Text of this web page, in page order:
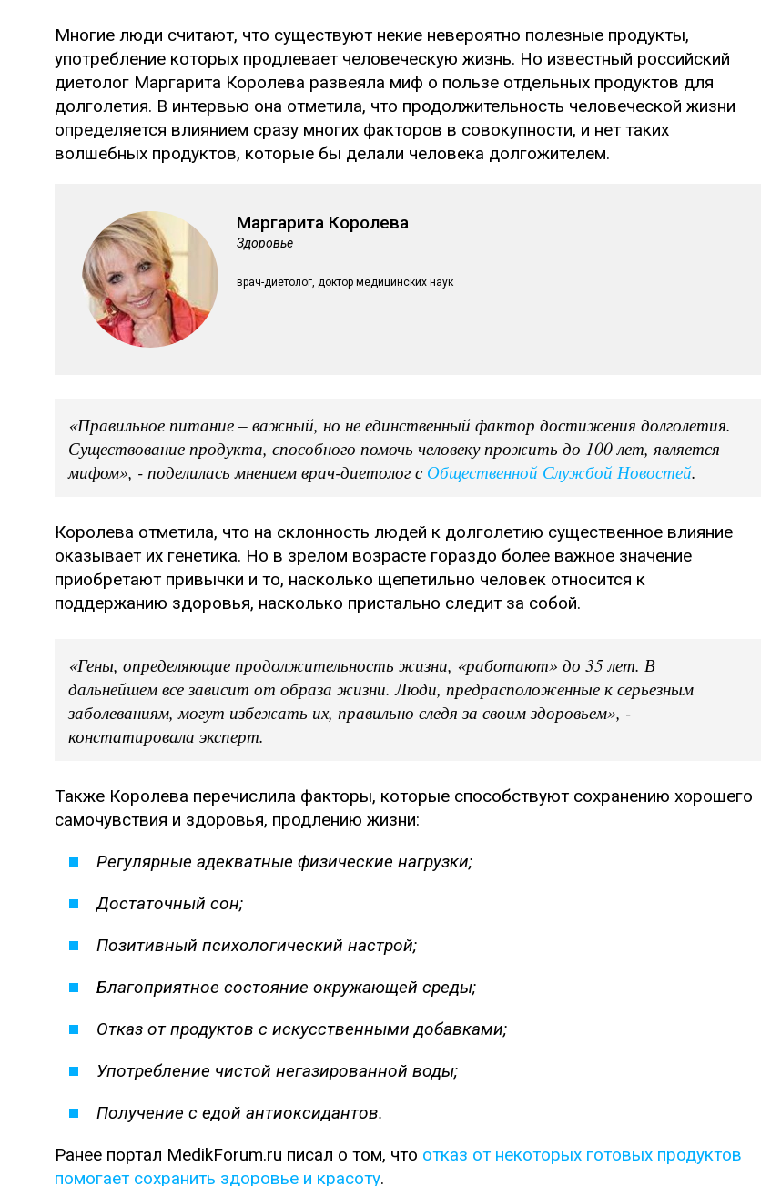
Многие люди считают, что существуют некие невероятно полезные продукты,
употребление которых продлевает человеческую жизнь. Но известный российский
диетолог Маргарита Королева развеяла миф о пользе отдельных продуктов для
долголетия. В интервью она отметила, что продолжительность человеческой жизни
определяется влиянием сразу многих факторов в совокупности, и нет таких
волшебных продуктов, которые бы делали человека долгожителем.
Маргарита Королева
Здоровье
врач-диетолог, доктор медицинских наук
«Правильное питание – важный, но не единственный фактор достижения долголетия.
Существование продукта, способного помочь человеку прожить до 100 лет, является
мифом», - поделилась мнением врач-диетолог сОбщественной Службой Новостей.
Королева отметила, что на склонность людей к долголетию существенное влияние
оказывает их генетика. Но в зрелом возрасте гораздо более важное значение
приобретают привычки и то, насколько щепетильно человек относится к
поддержанию здоровья, насколько пристально следит за собой.
«Гены, определяющие продолжительность жизни, «работают» до 35 лет. В
дальнейшем все зависит от образа жизни. Люди, предрасположенные к серьезным
заболеваниям, могут избежать их, правильно следя за своим здоровьем», -
констатировала эксперт.
Также Королева перечислила факторы, которые способствуют сохранению хорошего
самочувствия и здоровья, продлению жизни:
Регулярные адекватные физические нагрузки;
Достаточный сон;
Позитивный психологический настрой;
Благоприятное состояние окружающей среды;
Отказ от продуктов с искусственными добавками;
Употребление чистой негазированной воды;
Получение с едой антиоксидантов.
Ранее портал MedikForum.ru писал о том, что отказ от некоторых готовых продуктов
помогает сохранить здоровье и красоту.